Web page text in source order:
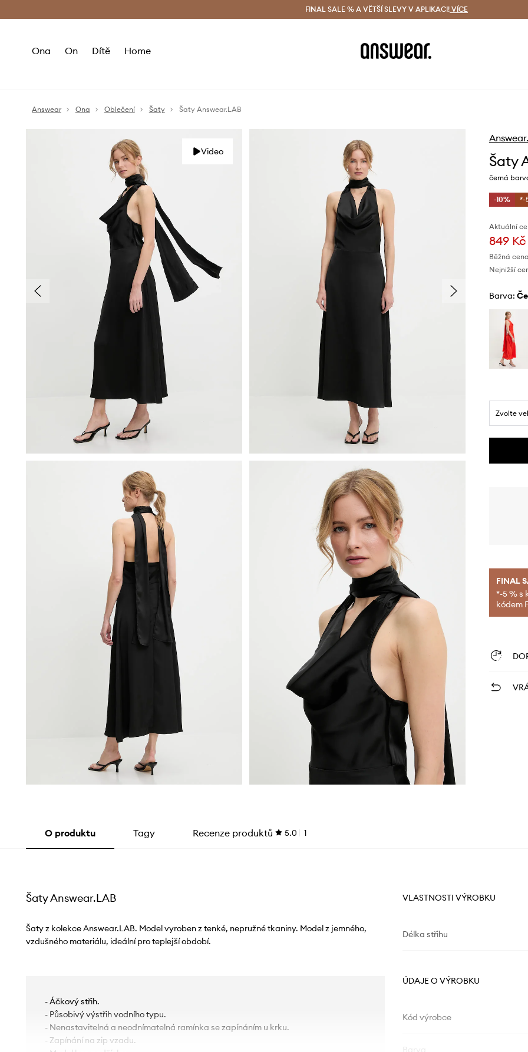
Doručení a vrácení zdarma (od 1800 Kč) Doručení i do 24 h
FINAL SALE % A VĚTŠÍ SLEVY V APLIKACI! VÍCE
Ona On Dítě Home
Answear Ona Oblečení Šaty Šaty Answear.LAB
Video
Šaty
černá
-10% *-
Aktuální
849 Kč
Běžná
Nejnižší
Barva:
Zvolte
FINAL
*-5 % s
kódem
O produktu Tagy Recenze produktů 5.0 1
Šaty Answear.LAB
Šaty z kolekce Answear.LAB. Model vyroben z tenké, nepružné tkaniny. Model z jemného, ​​
vzdušného materiálu, ideální pro teplejší období.
- Áčkový střih.
- Působivý výstřih vodního typu.
- Nenastavitelná a neodnímatelná ramínka se zapínáním u krku.
- Zapínání na zip vzadu.
VLASTNOSTI VÝROBKU
Délka střihu
ÚDAJE O VÝROBKU
Kód výrobce